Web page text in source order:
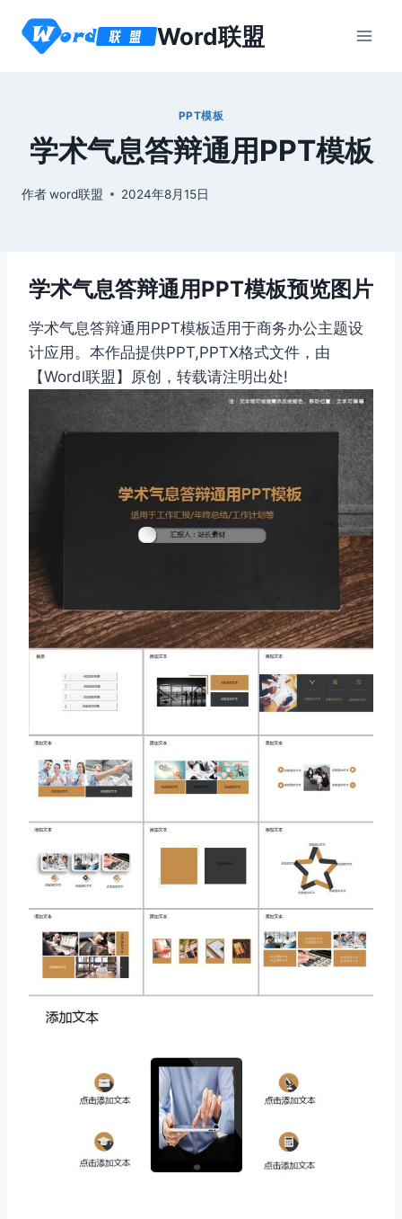
Word联盟
PPT模板
学术气息答辩通用PPT模板
作者word联盟 2024年8月15日
学术气息答辩通用PPT模板预览图片
学术气息答辩通用PPT模板适用于商务办公主题设
计应用。本作品提供PPT,PPTX格式文件，由
【Wordl联盟】原创，转载请注明出处!